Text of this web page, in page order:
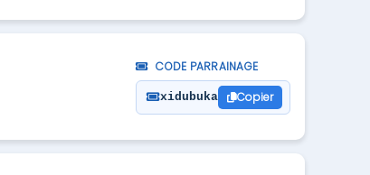
CODE PARRAINAGE
xidubuka Copier